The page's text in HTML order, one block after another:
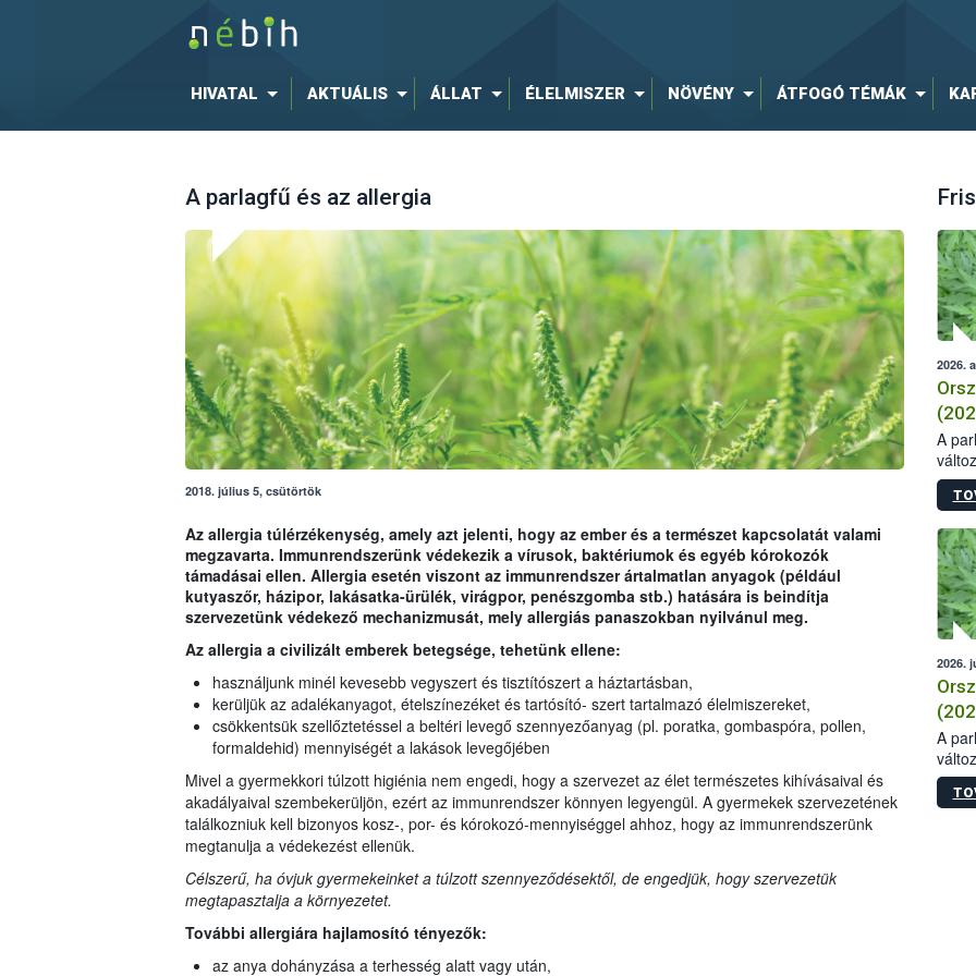
HIVATAL AKTUÁLIS ÁLLAT ÉLELMISZER NÖVÉNY ÁTFOGÓ TÉMÁK
A parlagfű és az allergia
2018. július 5, csütörtök
Az allergia túlérzékenység, amely azt jelenti, hogy az ember és a természet kapcsolatát valami
megzavarta. Immunrendszerünk védekezik a vírusok, baktériumok és egyéb kórokozók
támadásai ellen. Allergia esetén viszont az immunrendszer ártalmatlan anyagok (például
kutyaszőr, házipor, lakásatka-ürülék, virágpor, penészgomba stb.) hatására is beindítja
szervezetünk védekező mechanizmusát, mely allergiás panaszokban nyilvánul meg.
Az allergia a civilizált emberek betegsége, tehetünk ellene:
használjunk minél kevesebb vegyszert és tisztítószert a háztartásban,
kerüljük az adalékanyagot, ételszínezéket és tartósító- szert tartalmazó élelmiszereket,
csökkentsük szellőztetéssel a beltéri levegő szennyezőanyag (pl. poratka, gombaspóra, pollen,
formaldehid) mennyiségét a lakások levegőjében
Mivel a gyermekkori túlzott higiénia nem engedi, hogy a szervezet az élet természetes kihívásaival és
akadályaival szembekerüljön, ezért az immunrendszer könnyen legyengül. A gyermekek szervezetének
találkozniuk kell bizonyos kosz-, por- és kórokozó-mennyiséggel ahhoz, hogy az immunrendszerünk
megtanulja a védekezést ellenük.
Célszerű, ha óvjuk gyermekeinket a túlzott szennyeződésektől, de engedjük, hogy szervezetük
megtapasztalja a környezetet.
További allergiára hajlamosító tényezők:
az anya dohányzása a terhesség alatt vagy után,
2026.
A
2026.
A